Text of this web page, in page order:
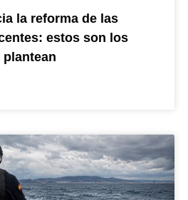
la reforma de las
estos son los